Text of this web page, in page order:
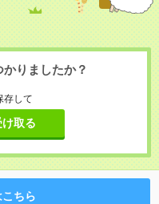
りましたか？
存して
取る
ちら